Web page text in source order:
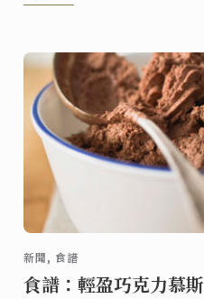
新聞, 食譜
食譜：輕盈巧克力慕斯